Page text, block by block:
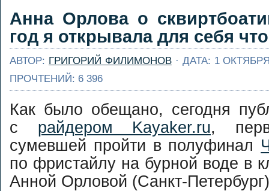
Анна Орлова о
год я открывала для себя
АВТОР: ГРИГОРИЙ ФИЛИМОНОВ· ДАТА: 1
ПРОЧТЕНИЙ: 6 396
Как было обещано, сегодня
с райдером Kayaker.ru,
сумевшей пройти в полуфинал
по фристайлу на бурной воде в
Анной Орловой (Санкт-